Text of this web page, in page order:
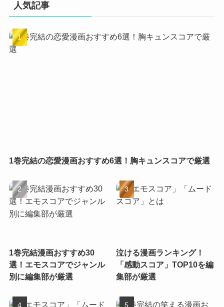
人気記事
1巻完結の恋愛漫画おすすめ6選！胸キュンスコアで厳選
1巻完結漫画おすすめ30
選！エモスコアでジャンル
別に編集部が厳選
泣ける漫画ランキング！
「感動スコア」TOP10を編
集部が厳選